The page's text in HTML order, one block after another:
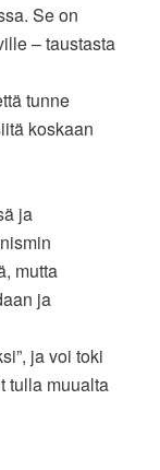
Se on
– taustasta
tunne
koskaan
ja
mutta
ja
ja voi toki
tulla muualta